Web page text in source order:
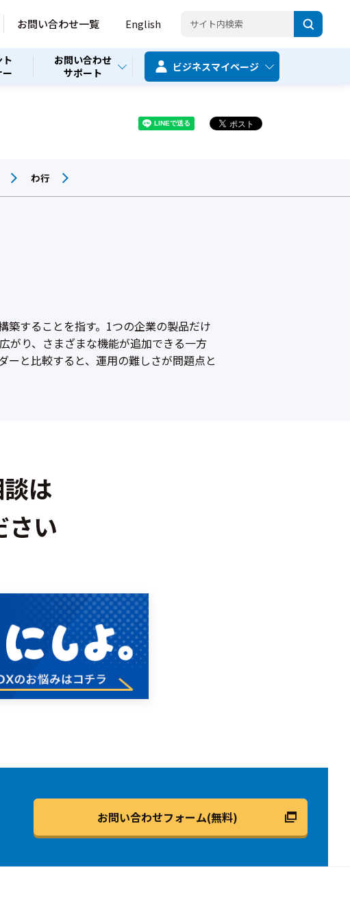
お問い合わせ一覧 English
ト
ー
お問い合わせ
サポート
ビジネスマイページ
わ行
築することを指す。1つの企業の製品だけ
がり、さまざまな機能が追加できる一方
と比較すると、運用の難しさが問題点と
は
さい
お問い合わせフォーム(無料)